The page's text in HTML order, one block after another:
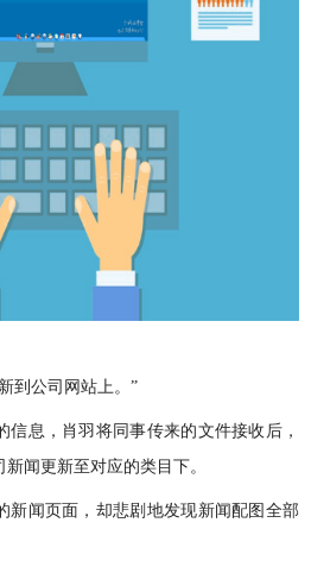
到公司网站上。”
信息，肖羽将同事传来的文件接收后，
闻更新至对应的类目下。
新闻页面，却悲剧地发现新闻配图全部